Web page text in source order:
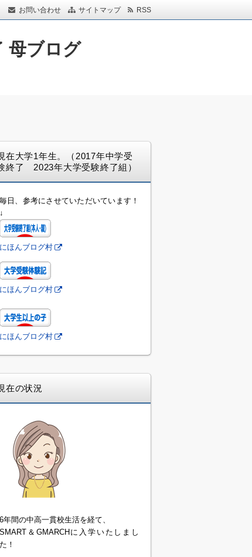
お問い合わせ サイトマップ RSS
母ブログ
在大学1年生。（2017年中学受
終了 2023年大学受験終了組）
毎日、参考にさせていただいています！
↓
にほんブログ村
にほんブログ村
にほんブログ村
在の状況
6年間の中高一貫校生活を経て、
SMART＆GMARCHに入学いたしまし
た！